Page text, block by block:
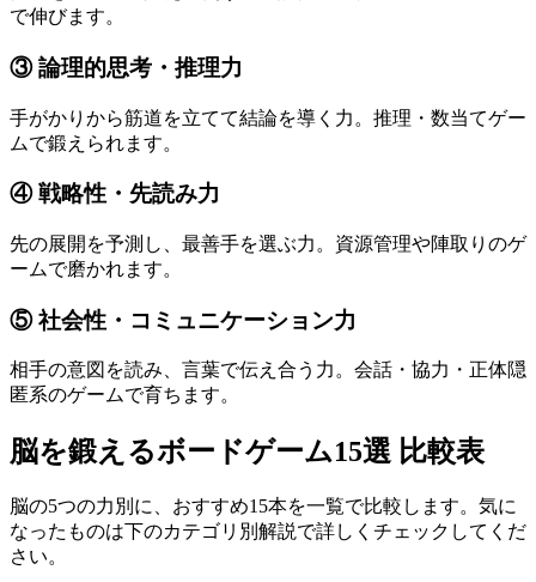
で伸びます。
③ 論理的思考・推理力
手がかりから筋道を立てて結論を導く力。推理・数当てゲー
ムで鍛えられます。
④ 戦略性・先読み力
先の展開を予測し、最善手を選ぶ力。資源管理や陣取りのゲ
ームで磨かれます。
⑤ 社会性・コミュニケーション力
相手の意図を読み、言葉で伝え合う力。会話・協力・正体隠
匿系のゲームで育ちます。
脳を鍛えるボードゲーム15選 比較表
脳の5つの力別に、おすすめ15本を一覧で比較します。気に
なったものは下のカテゴリ別解説で詳しくチェックしてくだ
さい。